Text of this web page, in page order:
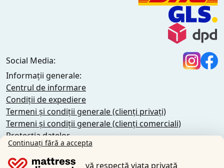
Social Media:
Informații generale:
Centrul de informare
Condiții de expediere
Termeni și condiții generale (clienți privați)
Termeni și condiții generale (clienți comerciali)
Protecția datelor
Cookie-uri
Politica de anulare
Continuați fără a accepta
vă respectă viața privată